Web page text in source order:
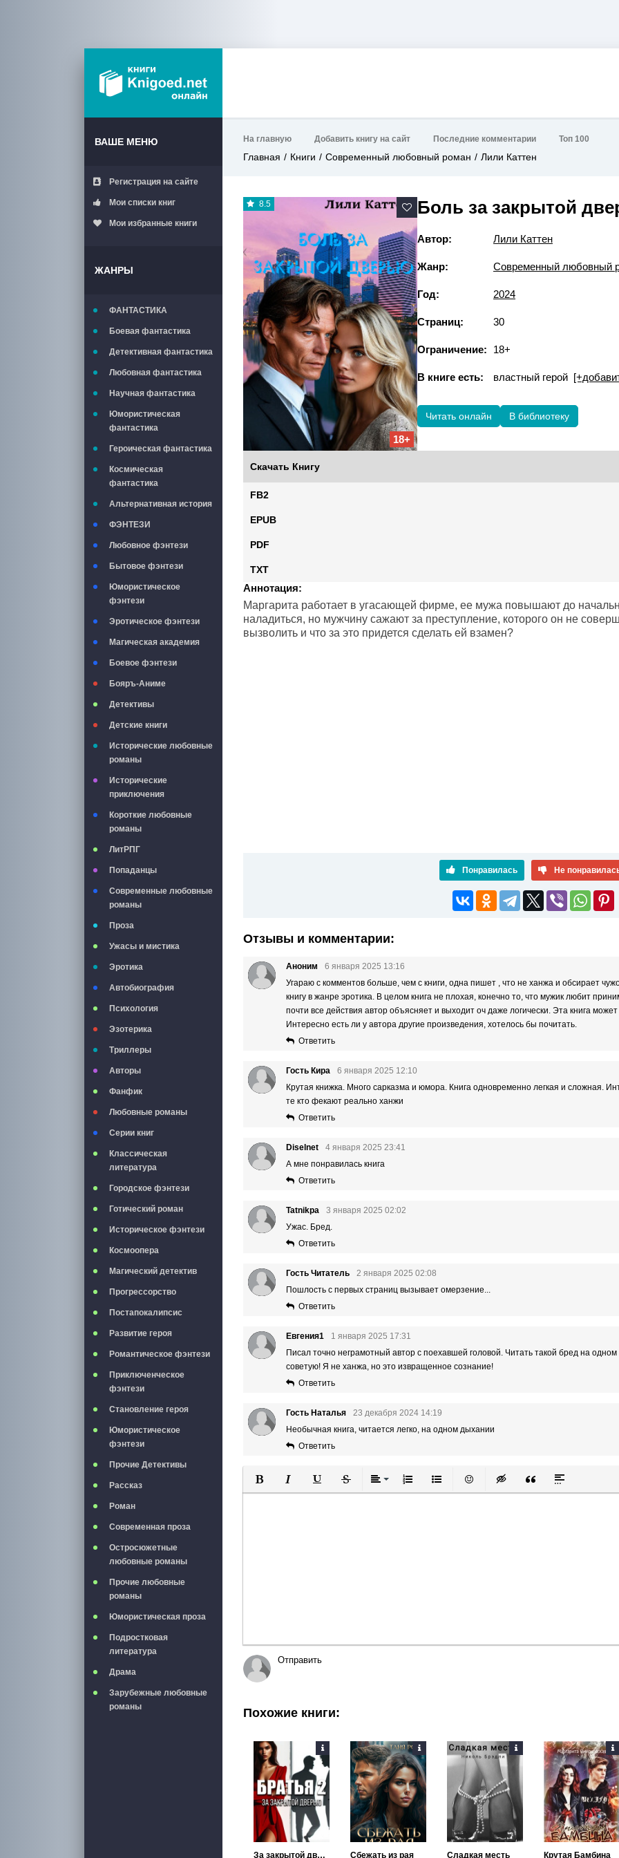
ВАШЕ МЕНЮ
Регистрация на сайте
Мои списки книг
Мои избранные книги
ЖАНРЫ
ФАНТАСТИКА
Боевая фантастика
Детективная фантастика
Любовная фантастика
Научная фантастика
Юмористическая
фантастика
Героическая фантастика
Космическая
фантастика
Альтернативная история
ФЭНТЕЗИ
Любовное фэнтези
Бытовое фэнтези
Юмористическое
фэнтези
Эротическое фэнтези
Магическая академия
Боевое фэнтези
Бояръ-Аниме
Детективы
Детские книги
Исторические любовные
романы
Исторические
приключения
Короткие любовные
романы
ЛитРПГ
Попаданцы
Современные любовные
романы
Проза
Ужасы и мистика
Эротика
Автобиография
Психология
Эзотерика
Триллеры
Авторы
Фанфик
Любовные романы
Серии книг
Классическая
литература
Городское фэнтези
Готический роман
Историческое фэнтези
Космоопера
Магический детектив
Прогрессорство
Постапокалипсис
Развитие героя
Романтическое фэнтези
Приключенческое
фэнтези
Становление героя
Юмористическое
фэнтези
Прочие Детективы
Рассказ
Роман
Современная проза
Остросюжетные
любовные романы
Прочие любовные
романы
Юмористическая проза
Подростковая
литература
Драма
Зарубежные любовные
романы
На главную Добавить книгу на сайт Последние комментарии Топ 100
Главная Книги Современный любовный роман Лили Каттен
8.5
18+
Боль за закрытой
Автор: Лили Каттен
Жанр: Современный любовный
Год: 2024
Страниц: 30
Ограничение: 18+
В книге есть: властный герой
Читать онлайн В библиотеку
Скачать Книгу
FB2
EPUB
PDF
TXT
Аннотация:
Маргарита работает в угасающей фирме, ее мужа повышают до
наладиться, но мужчину сажают за преступление, которого он не
вызволить и что за это придется сделать ей взамен?
Понравилась Не
Отзывы и комментарии:
Аноним
6 января 2025 13:16
Угараю с комментов больше, чем с книги, одна пишет , что не ханжа и обсирает
книгу в жанре эротика. В целом книга не плохая, конечно то, что мужик любит
почти все действия автор объясняет и выходит оч даже логически. Эта книга
Интересно есть ли у автора другие произведения, хотелось бы почитать.
Ответить
Гость Кира
6 января 2025 12:10
Крутая книжка. Много сарказма и юмора. Книга одновременно легкая и сложная.
те кто фекают реально ханжи
Ответить
Diselnet
4 января 2025 23:41
А мне понравилась книга
Ответить
Tatnikpa
3 января 2025 02:02
Ужас. Бред.
Ответить
Гость Читатель
2 января 2025 02:08
Пошлость с первых страниц вызывает омерзение...
Ответить
Евгения1
1 января 2025 17:31
Писал точно неграмотный автор с поехавшей головой. Читать такой бред на
советую! Я не ханжа, но это извращенное сознание!
Ответить
Гость Наталья
23 декабря 2024 14:19
Необычная книга, читается легко, на одном дыхании
Ответить
Полужирный
КурсивПодчеркнутый
ЗачеркнутыйВыравнивание
Нумерованный список
Маркированный список
Вставить смайлик
Вставка скрытого текста
Вставка цитаты
Вставка
Отправить
Похожие книги:
За закрытой дверью Сбежать из рая Сладкая месть Крутая Бамбина